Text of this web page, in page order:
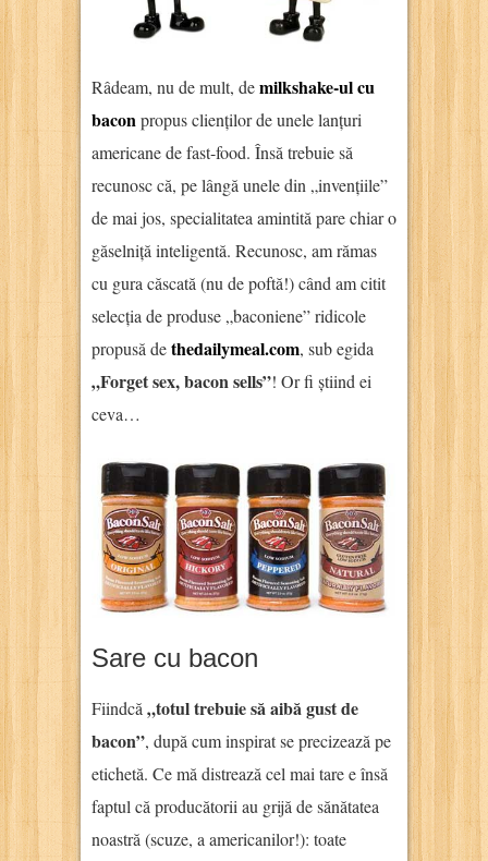
Râdeam, nu de mult, demilkshake-ul cu
baconpropus clienților de unele lanțuri
americane de fast-food. Însă trebuie să
recunosc că, pe lângă unele din „invențiile”
de mai jos, specialitatea amintită pare chiar o
găselniță inteligentă. Recunosc, am rămas
cu gura căscată (nu de poftă!) când am citit
selecția de produse „baconiene” ridicole
propusă dethedailymeal.com, sub egida
„Forget sex, bacon sells”! Or fi știind ei
ceva…
Sare cu bacon
Fiindcă „totul trebuie să aibă gust de
bacon”, după cum inspirat se precizează pe
etichetă. Ce mă distrează cel mai tare e însă
faptul că producătorii au grijă de sănătatea
noastră (scuze, a americanilor!): toate